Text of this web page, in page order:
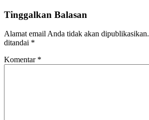
Tinggalkan Balasan
Alamat email Anda tidak akan dipublikasikan.
ditandai *
Komentar *